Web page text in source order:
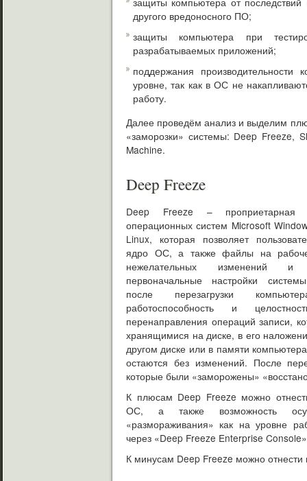
другого вредоносного ПО;
защиты компьютера при
разрабатываемых приложений;
поддержания производительности
уровне, так как в ОС не
работу.
Далее проведём анализ и выделим
«заморозки» системы: Deep Freeze,
Machine.
Deep Freeze
Deep Freeze – проприетарная
операционных систем Microsoft
Linux, которая позволяет
ядро ОС, а также файлы на
нежелательных изменений и
первоначальные настройки
после перезагрузки
работоспособность и
перенаправления операций записи,
хранящимися на диске, в его
другом диске или в памяти
остаются без изменений. После
которые были «заморожены»
К плюсам Deep Freeze можно
ОС, а также возможность
«размораживания» как на уровне
через «Deep Freeze Enterprise
К минусам Deep Freeze можно